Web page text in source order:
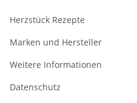
Herzstück Rezepte
Marken und Hersteller
Weitere Informationen
Datenschutz